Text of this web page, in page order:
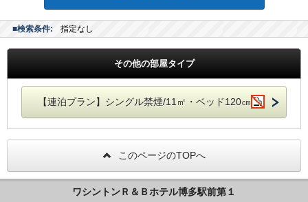
■検索条件: 指定なし
その他の部屋タイプ
【連泊プラン】シングル禁煙/11㎡・ベッド120㎝
このページのTOPへ
ワシントンＲ＆Ｂホテル博多駅前第１